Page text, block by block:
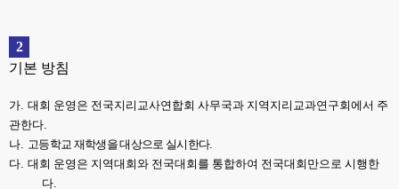
2
기본 방침
가 대회 운영은 전국지리교사연합회 사무국과 지역지리교과연구회에서 주
관한다
나
고등학교 재학생을 대상으로 실시한다.
다 대회 운영은 지역대회와 전국대회를 통합하여 전국대회만으로 시행한
다